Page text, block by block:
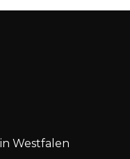
Westfalen